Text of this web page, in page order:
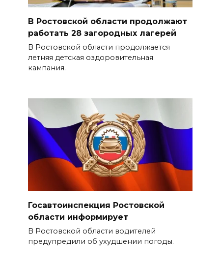
В Ростовской области продолжают
работать 28 загородных лагерей
В Ростовской области продолжается
летняя детская оздоровительная
кампания.
Госавтоинспекция Ростовской
области информирует
В Ростовской области водителей
предупредили об ухудшении погоды.